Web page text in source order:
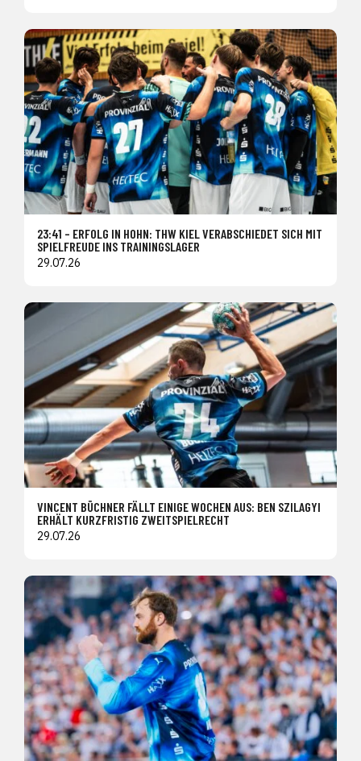
23:41 – ERFOLG IN HOHN: THW KIEL VERABSCHIEDET SICH MIT
SPIELFREUDE INS TRAININGSLAGER
29.07.26
VINCENT BÜCHNER FÄLLT EINIGE WOCHEN AUS: BEN SZILAGYI
ERHÄLT KURZFRISTIG ZWEITSPIELRECHT
29.07.26